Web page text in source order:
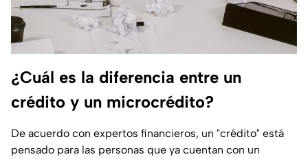
¿Cuál es la diferencia entre un
crédito y un microcrédito?
De acuerdo con expertos financieros, un "crédito" está
pensado para las personas que ya cuentan con un